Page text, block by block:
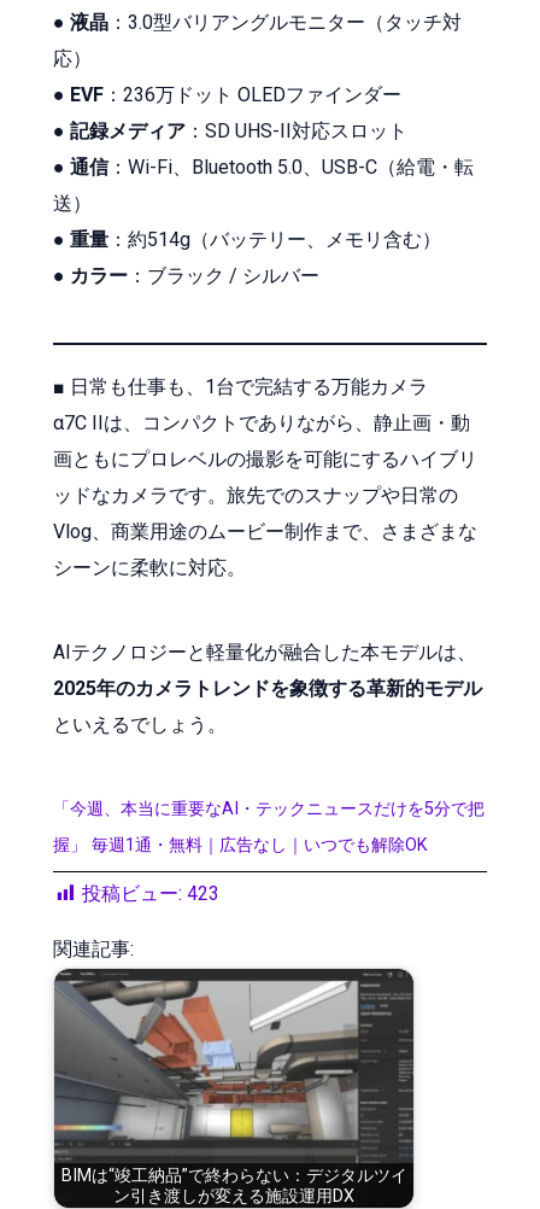
● 液晶 ：3.0型バリアングルモニター（タッチ対
応）
● EVF ：236万ドット OLEDファインダー
● 記録メディア ：SD UHS-II対応スロット
● 通信：Wi-Fi、Bluetooth 5.0、USB-C（給電・転
送）
● 重量 ：約514g（バッテリー、メモリ含む）
● カラー ：ブラック / シルバー
■ 日常も仕事も、1台で完結する万能カメラ
α7C IIは、コンパクトでありながら、静止画・動
画ともにプロレベルの撮影を可能にするハイブリ
ッドなカメラです。旅先でのスナップや日常の
Vlog、商業用途のムービー制作まで、さまざまな
シーンに柔軟に対応。
AIテクノロジーと軽量化が融合した本モデルは、
2025年のカメラトレンドを象徴する革新的モデル
といえるでしょう。
「今週、本当に重要なAI・テックニュースだけを5分で把
握」 毎週1通・無料｜広告なし｜いつでも解除OK
投稿ビュー: 423
関連記事:
BIMは“竣工納品”で終わらない：デジタルツイ
ン引き渡しが変える施設運用DX